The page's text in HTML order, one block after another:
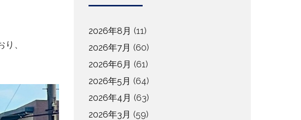
、
2026年8月 (11)
2026年7月 (60)
2026年6月 (61)
2026年5月 (64)
2026年4月 (63)
2026年3月 (59)